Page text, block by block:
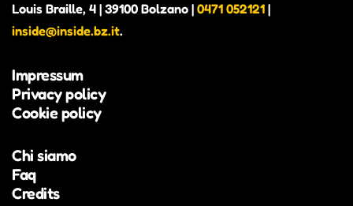
Louis Braille, 4 | 39100 Bolzano | 0471 052121 |
inside@inside.bz.it.
Impressum
Privacy policy
Cookie policy
Chi siamo
Faq
Credits